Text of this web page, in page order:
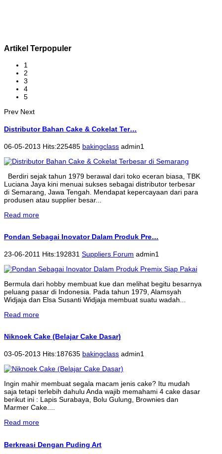
Artikel Terpopuler
1
2
3
4
5
Prev Next
Distributor Bahan Cake & Cokelat Ter…
06-05-2013 Hits:225485 bakingclass admin1
Berdiri sejak tahun 1979 berawal dari toko eceran biasa, TBK
Luciana Jaya kini menuai sukses sebagai distributor terbesar
di Semarang, Jawa Tengah. Mendapat kepercayaan dari para
produsen atau supplier besar...
Read more
Pondan Sebagai Inovator Dalam Produk Pre…
23-06-2011 Hits:192831 Suppliers Forum admin1
Bermula dari hobby membuat kue dan melihat begitu besarnya
peluang pasar di Indonesia. Pada tahun 1979, Alamsyah
Widjaja dan Elsa Susanti Widjaja membuat suatu wadah...
Read more
Niknoek Cake (Belajar Cake Dasar)
03-05-2013 Hits:187635 bakingclass admin1
Ingin mahir membuat segala macam jenis cake? Itu mudah
saja tetapi terlebih dahulu Anda wajib memahami 4 cake dasar
berikut ini : Lapis Surabaya, Bolu Gulung, Brownies dan
Marmer Cake....
Read more
Berkreasi Dengan Puding Art